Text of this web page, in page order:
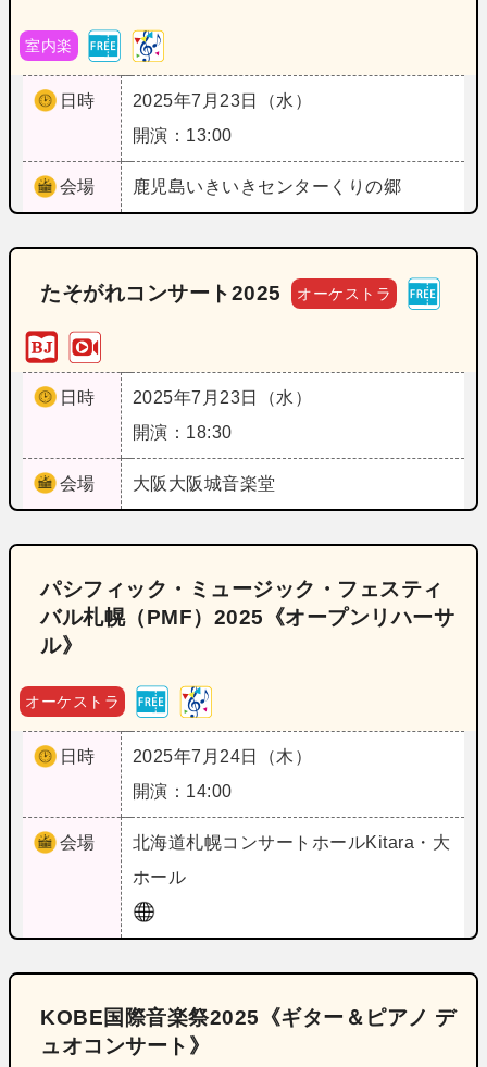
室内楽
日時
2025年7月23日（水）
開演：13:00
会場 鹿児島いきいきセンターくりの郷
たそがれコンサート2025 オーケストラ
日時
2025年7月23日（水）
開演：18:30
会場 大阪 大阪城音楽堂
パシフィック・ミュージック・フェスティ
バル札幌（PMF）2025《オープンリハーサ
ル》
オーケストラ
日時
2025年7月24日（木）
開演：14:00
会場 北海道札幌コンサートホールKitara・大
ホール
KOBE国際音楽祭2025《ギター＆ピアノ デ
ュオコンサート》